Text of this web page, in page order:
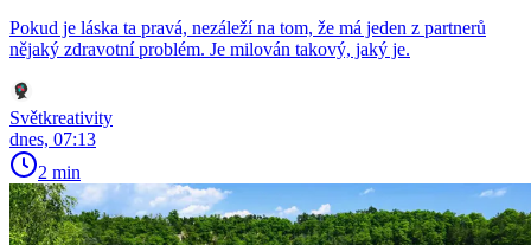
Pokud je láska ta pravá, nezáleží na tom, že má jeden z partnerů
nějaký zdravotní problém. Je milován takový, jaký je.
Světkreativity
dnes, 07:13
2 min